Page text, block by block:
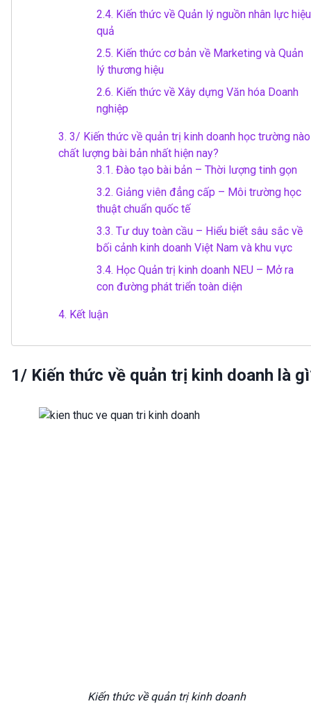
2.4. Kiến thức về Quản lý nguồn nhân lực hiệu
quả
2.5. Kiến thức cơ bản về Marketing và Quản
lý thương hiệu
2.6. Kiến thức về Xây dựng Văn hóa Doanh
nghiệp
3. 3/ Kiến thức về quản trị kinh doanh học trường nào
chất lượng bài bản nhất hiện nay?
3.1. Đào tạo bài bản – Thời lượng tinh gọn
3.2. Giảng viên đẳng cấp – Môi trường học
thuật chuẩn quốc tế
3.3. Tư duy toàn cầu – Hiểu biết sâu sắc về
bối cảnh kinh doanh Việt Nam và khu vực
3.4. Học Quản trị kinh doanh NEU – Mở ra
con đường phát triển toàn diện
4. Kết luận
1/ Kiến thức về quản trị kinh doanh là
Kiến thức về quản trị kinh doanh